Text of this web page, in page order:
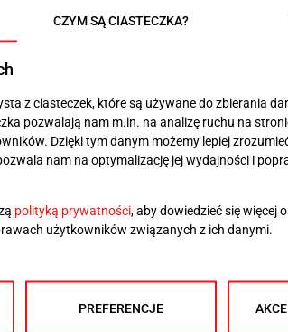
łączyły cały naród. Obecnie
być zależna od działania, czy
walką gladiatorską między
naszemu światopoglądowi, w
Polska ma zachorować na dżumę czy
do zgody, bo mamy te same wartości.
na wieś i na miasto, na zachód i na
umożliwiło przeprogramowanie
sąsiada o innych poglądach.